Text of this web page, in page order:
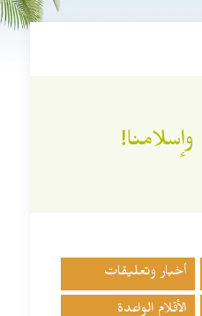
أخبار وتعليقات
الأقلام الواعدة